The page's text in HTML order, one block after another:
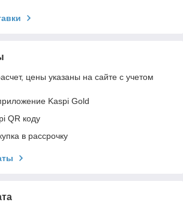
цены указаны на сайте с учетом
Kaspi Gold
QR коду
в рассрочку